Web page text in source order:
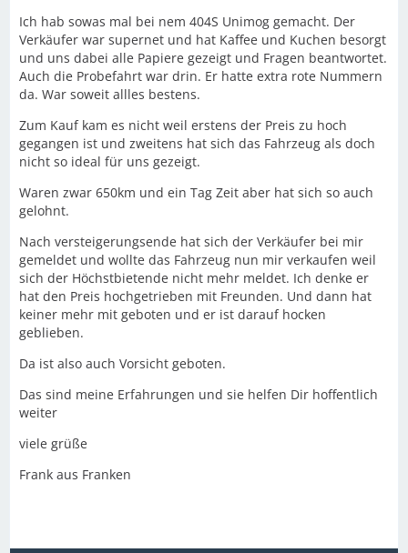
Ich hab sowas mal bei nem 404S Unimog gemacht. Der
Verkäufer war supernet und hat Kaffee und Kuchen besorgt
und uns dabei alle Papiere gezeigt und Fragen beantwortet.
Auch die Probefahrt war drin. Er hatte extra rote Nummern
da. War soweit allles bestens.
Zum Kauf kam es nicht weil erstens der Preis zu hoch
gegangen ist und zweitens hat sich das Fahrzeug als doch
nicht so ideal für uns gezeigt.
Waren zwar 650km und ein Tag Zeit aber hat sich so auch
gelohnt.
Nach versteigerungsende hat sich der Verkäufer bei mir
gemeldet und wollte das Fahrzeug nun mir verkaufen weil
sich der Höchstbietende nicht mehr meldet. Ich denke er
hat den Preis hochgetrieben mit Freunden. Und dann hat
keiner mehr mit geboten und er ist darauf hocken
geblieben.
Da ist also auch Vorsicht geboten.
Das sind meine Erfahrungen und sie helfen Dir hoffentlich
weiter
viele grüße
Frank aus Franken